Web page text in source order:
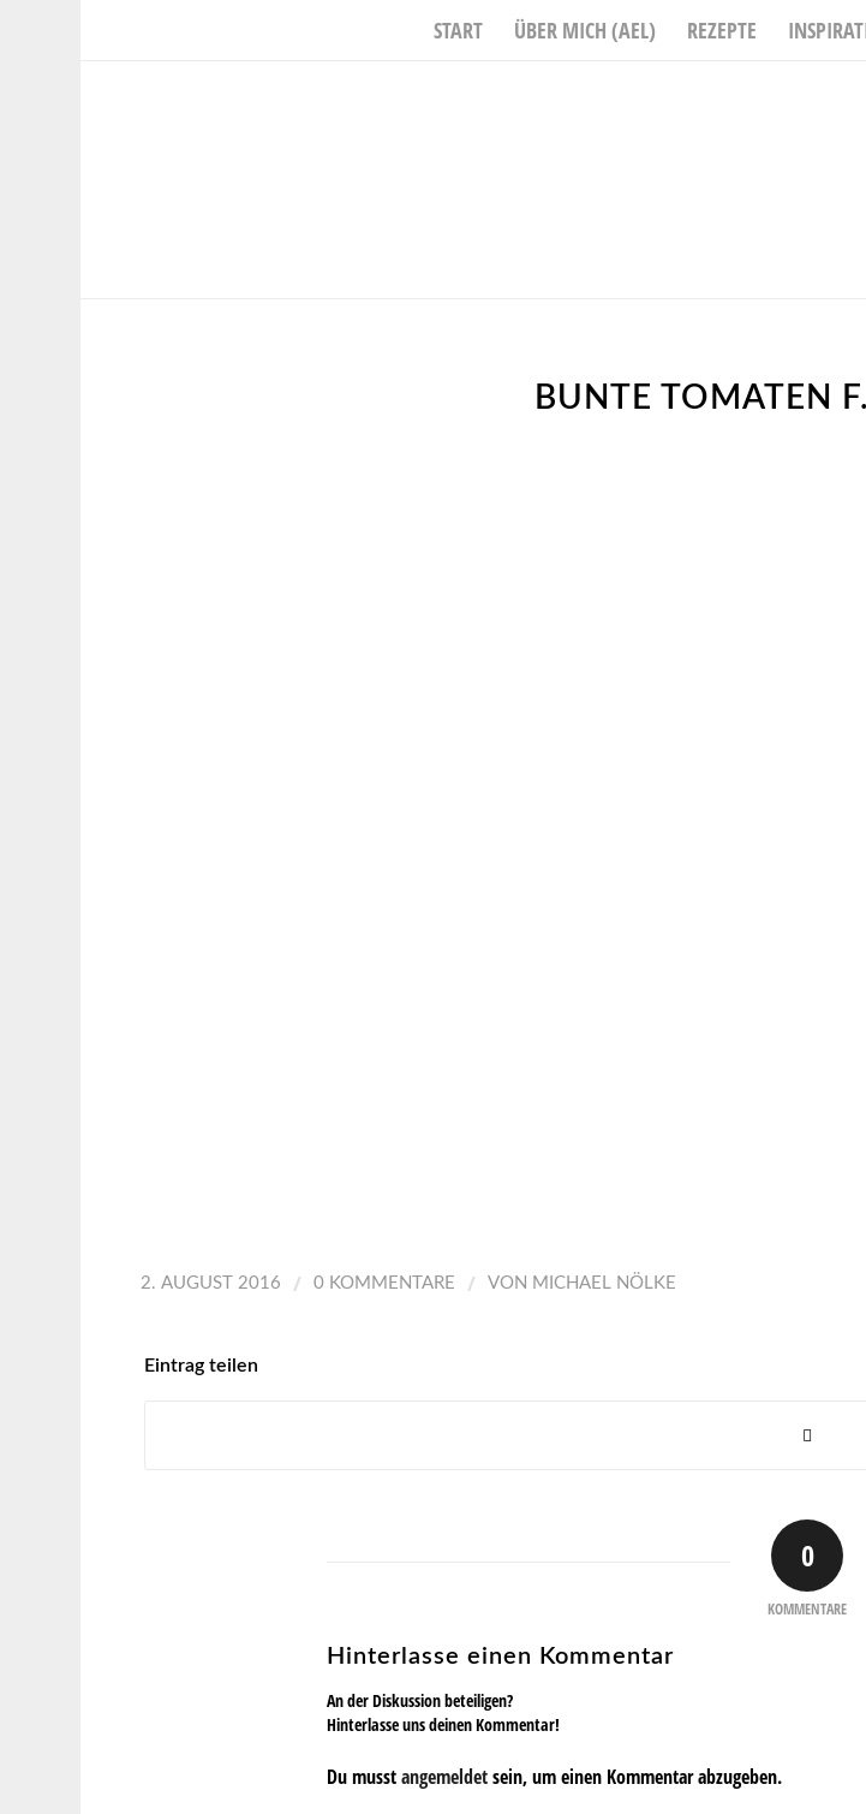
START ÜBER MICH (AEL) REZEPTE
BUNTE TOMATEN
2. AUGUST 2016 / 0 KOMMENTARE / VON MICHAEL NÖLKE
Eintrag teilen
0
KOMMENTARE
Hinterlasse einen Kommentar
An der Diskussion beteiligen?
Hinterlasse uns deinen Kommentar!
Du musstangemeldetsein, um einen Kommentar abzugeben.